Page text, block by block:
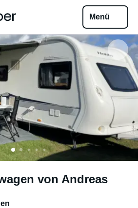
Menü
von Andreas